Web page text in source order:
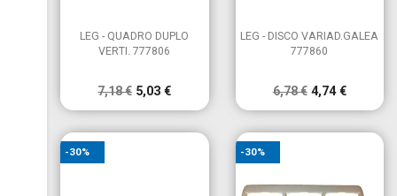
 Vista rápida
LEG - QUADRO DUPLO
VERTI. 777806
7,18 € 5,03 €
Vista rápida
LEG - DISCO VARIAD.GALEA
777860
6,78 € 4,74 €
-30% -30%